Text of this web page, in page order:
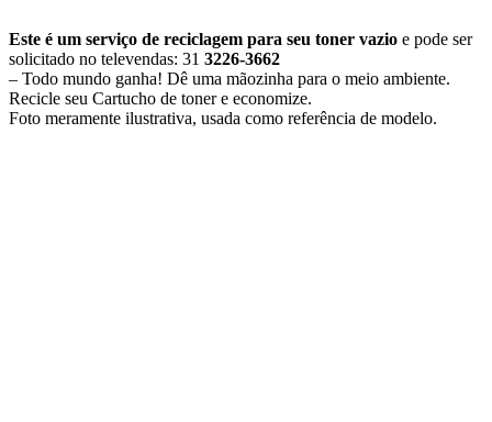
Este é um serviço de reciclagem para seu toner vazio e pode ser
solicitado no televendas: 31 3226-3662
– Todo mundo ganha! Dê uma mãozinha para o meio ambiente.
Recicle seu Cartucho de toner e economize.
​Foto meramente ilustrativa, usada como referência de modelo.